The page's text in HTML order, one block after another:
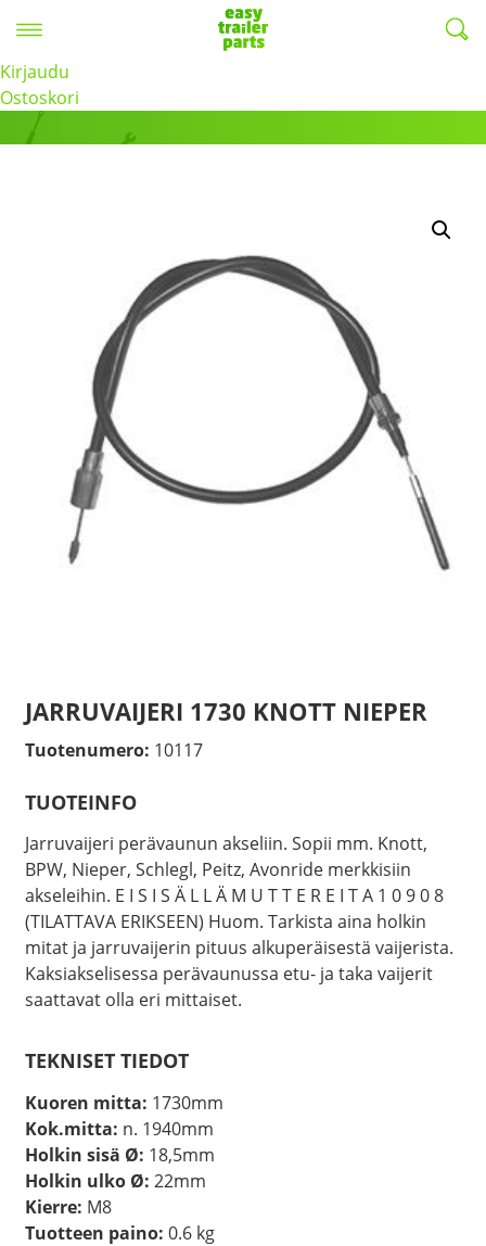
Kirjaudu
Ostoskori
Tuotteet
JARRUVAIJERI 1730 KNOTT NIEPER
Tuotenumero: 10117
TUOTEINFO
Jarruvaijeri perävaunun akseliin. Sopii mm. Knott,
BPW, Nieper, Schlegl, Peitz, Avonride merkkisiin
akseleihin. E I S I S Ä L L Ä M U T T E R E I T A 1 0 9 0 8
(TILATTAVA ERIKSEEN) Huom. Tarkista aina holkin
mitat ja jarruvaijerin pituus alkuperäisestä vaijerista.
Kaksiakselisessa perävaunussa etu- ja taka vaijerit
saattavat olla eri mittaiset.
TEKNISET TIEDOT
Kuoren mitta: 1730mm
Kok.mitta: n. 1940mm
Holkin sisä Ø: 18,5mm
Holkin ulko Ø: 22mm
Kierre: M8
Tuotteen paino: 0.6 kg